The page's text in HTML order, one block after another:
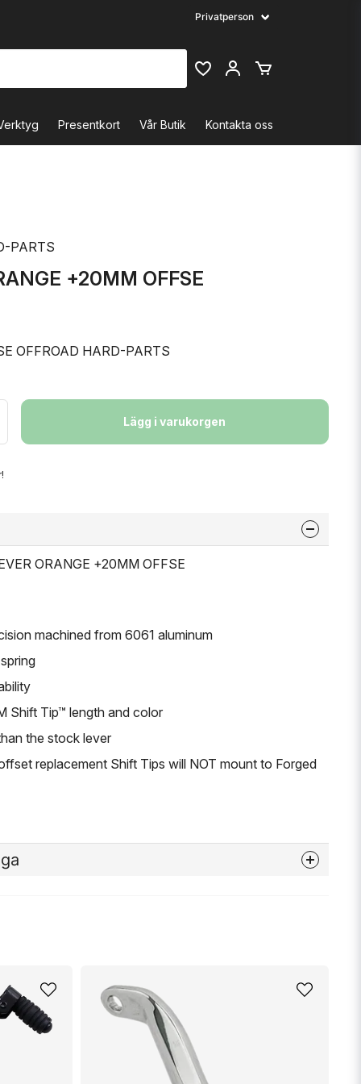
Presentkort Vår Butik Kontakta oss
PARTS
+20MM OFFSE
OFFROAD HARD-PARTS
Lägg i varukorgen
ORANGE +20MM OFFSE
machined from 6061 aluminum
Shift Tip™ length and color
the stock lever
replacement Shift Tips will NOT mount to Forged
email
Mejladress